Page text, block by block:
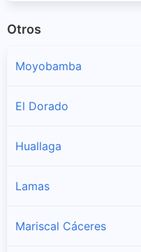
Otros
Moyobamba
El Dorado
Huallaga
Lamas
Mariscal Cáceres